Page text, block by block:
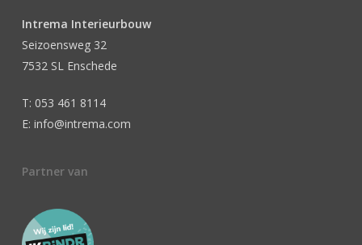
Intrema Interieurbouw
Seizoensweg 32
7532 SL Enschede
T: 053 461 8114
E: info@intrema.com
Partner van